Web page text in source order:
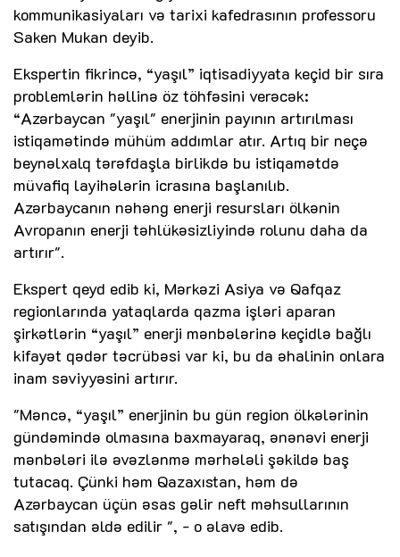
kommunikasiyaları və tarixi kafedrasının professoru
Saken Mukan deyib.
Ekspertin fikrincə, “yaşıl” iqtisadiyyata keçid bir sıra
problemlərin həllinə öz töhfəsini verəcək:
“Azərbaycan "yaşıl" enerjinin payının artırılması
istiqamətində mühüm addımlar atır. Artıq bir neçə
beynəlxalq tərəfdaşla birlikdə bu istiqamətdə
müvafiq layihələrin icrasına başlanılıb.
Azərbaycanın nəhəng enerji resursları ölkənin
Avropanın enerji təhlükəsizliyində rolunu daha da
artırır".
Ekspert qeyd edib ki, Mərkəzi Asiya və Qafqaz
regionlarında yataqlarda qazma işləri aparan
şirkətlərin “yaşıl” enerji mənbələrinə keçidlə bağlı
kifayət qədər təcrübəsi var ki, bu da əhalinin onlara
inam səviyyəsini artırır.
"Məncə, “yaşıl” enerjinin bu gün region ölkələrinin
gündəmində olmasına baxmayaraq, ənənəvi enerji
mənbələri ilə əvəzlənmə mərhələli şəkildə baş
tutacaq. Çünki həm Qazaxıstan, həm də
Azərbaycan üçün əsas gəlir neft məhsullarının
satışından əldə edilir ", - o əlavə edib.